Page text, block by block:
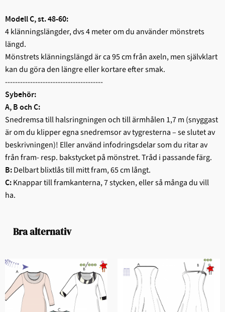
Modell C, st. 48-60:
4 klänningslängder, dvs 4 meter om du använder mönstrets
längd.
Mönstrets klänningslängd är ca 95 cm från axeln, men självklart
kan du göra den längre eller kortare efter smak.
---------------------------------------
Sybehör:
A, B och C:
Snedremsa till halsringningen och till ärmhålen 1,7 m (snyggast
är om du klipper egna snedremsor av tygresterna – se slutet av
beskrivningen)! Eller använd infodringsdelar som du ritar av
från fram- resp. bakstycket på mönstret. Tråd i passande färg.
B:Delbart blixtlås till mitt fram, 65 cm långt.
C:Knappar till framkanterna, 7 stycken, eller så många du vill
ha.
Bra alternativ